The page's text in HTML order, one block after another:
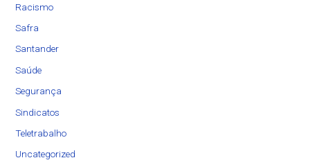
Racismo
Safra
Santander
Saúde
Segurança
Sindicatos
Teletrabalho
Uncategorized